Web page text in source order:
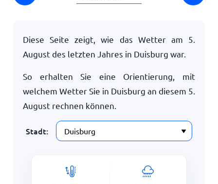
Diese Seite zeigt, wie das Wetter am 5.
Augustdes letzten Jahres in Duisburg war.
So erhalten Sie eine Orientierung, mit
welchem Wetter Sie in Duisburg an diesem 5.
Augustrechnen können.
Stadt: